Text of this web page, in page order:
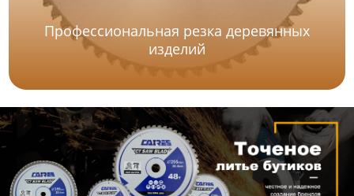
Профессиональная резка деревянных
изделий